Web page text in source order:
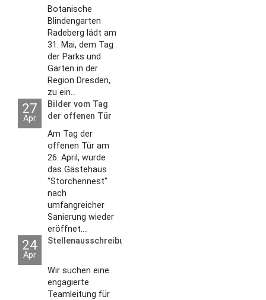
Botanische
Blindengarten
Radeberg lädt am
31. Mai, dem Tag
der Parks und
Gärten in der
Region Dresden,
zu ein...
27
Apr
Bilder vom Tag
der offenen Tür
2026
Am Tag der
offenen Tür am
26. April, wurde
das Gästehaus
"Storchennest"
nach
umfangreicher
Sanierung wieder
eröffnet....
24
Apr
Stellenausschreibungen
Wir suchen eine
engagierte
Teamleitung für